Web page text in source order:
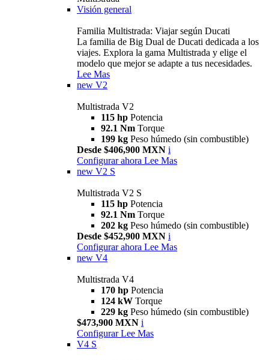
Visión general
Familia Multistrada: Viajar según Ducati
La familia de Big Dual de Ducati dedicada a los
viajes. Explora la gama Multistrada y elige el
modelo que mejor se adapte a tus necesidades.
Lee Mas
new V2
Multistrada V2
115 hp Potencia
92.1 Nm Torque
199 kg Peso húmedo (sin combustible)
Desde $406,900 MXN i
Configurar ahora Lee Mas
new V2 S
Multistrada V2 S
115 hp Potencia
92.1 Nm Torque
202 kg Peso húmedo (sin combustible)
Desde $452,900 MXN i
Configurar ahora Lee Mas
new V4
Multistrada V4
170 hp Potencia
124 kW Torque
229 kg Peso húmedo (sin combustible)
$473,900 MXN i
Configurar Lee Mas
V4 S